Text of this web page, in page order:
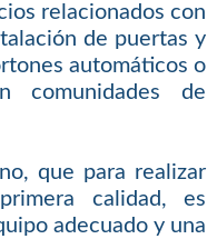
relacionados con
de puertas y
automáticos o
comunidades de
que para realizar
calidad, es
adecuado y una